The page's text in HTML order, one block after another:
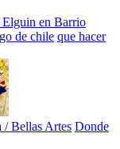
Elguin en Barrio
de chile que hacer
/ Bellas Artes Donde